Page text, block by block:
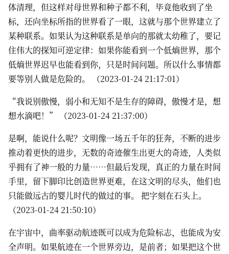
体清理，但这样对母世界和种子都不利，毕竟他收到了坐
标，还向坐标所指的世界看了一眼，这就与那个世界建立了
某种联系。如果认为这种联系是单向的那就太幼稚了，要记
住伟大的探知可逆定律：如果你能看到一个低熵世界，那个
低熵世界迟早也能看到你，只是时间问题。所以什么事情都
要等别人做是危险的。 （2023-01-24 21:17:01）
“我说别傲慢，弱小和无知不是生存的障碍，傲慢才是，想
想水滴吧！” （2023-01-24 21:37:00）
是啊，能说什么呢？文明像一场五千年的狂奔，不断的进步
推动着更快的进步，无数的奇迹催生出更大的奇迹，人类似
乎拥有了神一般的力量……但最后发现，真正的力量在时间
手里，留下脚印比创造世界更难，在这文明的尽头，他们也
只能做远古的婴儿时代的做过的事。 把字刻在石头上。
（2023-01-24 21:50:10）
在宇宙中，曲率驱动航迹既可以成为危险标志，也能成为安
全声明。如果航迹在一个世界旁边，是前者；如果把这个世